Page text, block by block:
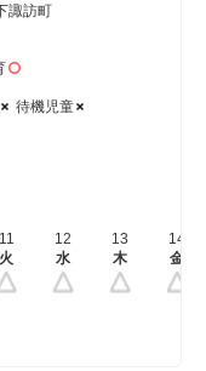
諏訪町
待機児童
11
火
12
水
13
木
14
金